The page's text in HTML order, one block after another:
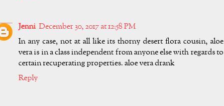
Jenni December 30, 2017 at 12:58 PM
In any case, not at all like its thorny desert flora cousin, aloe
vera is in a class independent from anyone else with regards to
certain recuperating properties. aloe vera drank
Reply